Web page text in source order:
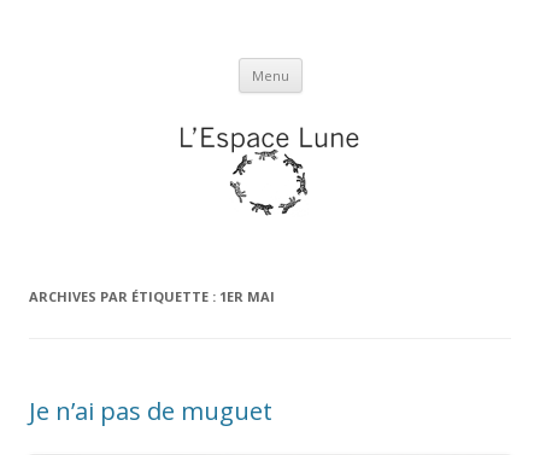
Menu Aller
contenu
ARCHIVES PAR ÉTIQUETTE : 1ER MAI
Je n’ai pas de muguet